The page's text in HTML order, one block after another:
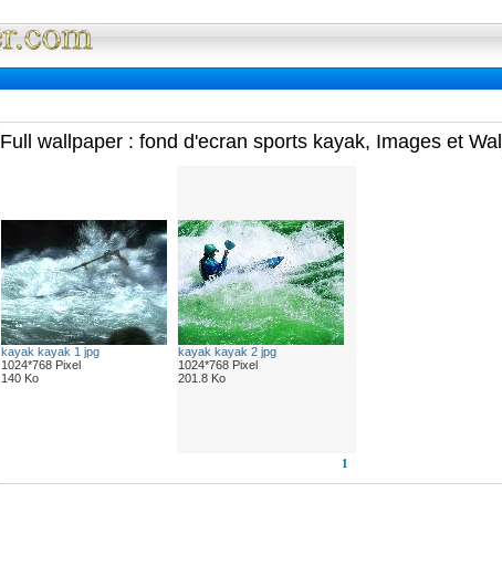
Full wallpaper : fond d'ecran sports kayak, Images et
kayak kayak 1 jpg
1024*768 Pixel
140 Ko
kayak kayak 2 jpg
1024*768 Pixel
201.8 Ko
1